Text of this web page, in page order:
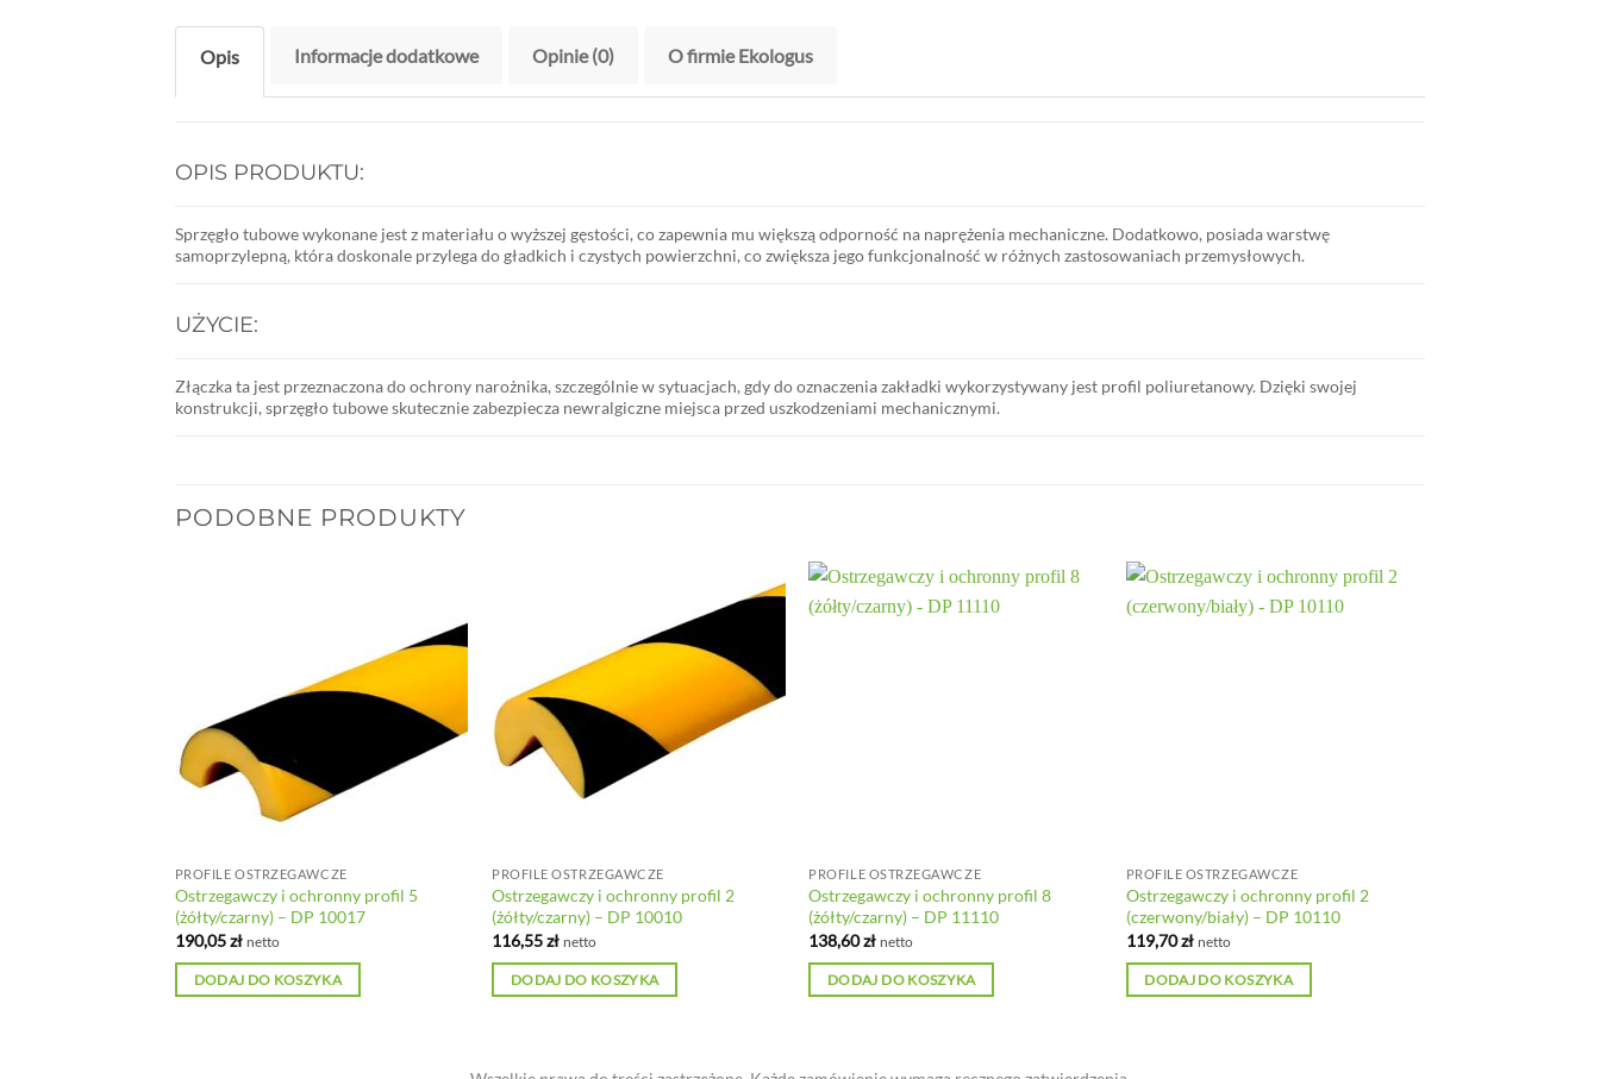
Opis Informacje dodatkowe Opinie (0) O firmie Ekologus
OPIS PRODUKTU:
Sprzęgło tubowe wykonane jest z materiału o wyższej gęstości, co zapewnia mu większą odporność na naprężenia mechaniczne. Dodatkowo, posiada warstwę
samoprzylepną, która doskonale przylega do gładkich i czystych powierzchni, co zwiększa jego funkcjonalność w różnych zastosowaniach przemysłowych.
UŻYCIE:
Złączka ta jest przeznaczona do ochrony narożnika, szczególnie w sytuacjach, gdy do oznaczenia zakładki wykorzystywany jest profil poliuretanowy. Dzięki swojej
konstrukcji, sprzęgło tubowe skutecznie zabezpiecza newralgiczne miejsca przed uszkodzeniami mechanicznymi.
PODOBNE PRODUKTY
PROFILE OSTRZEGAWCZE
Ostrzegawczy i ochronny profil 5
(żółty/czarny) – DP 10017
190,05zł netto
DODAJ DO KOSZYKA
PROFILE OSTRZEGAWCZE
Ostrzegawczy i ochronny profil 2
(żółty/czarny) – DP 10010
116,55zł netto
DODAJ DO KOSZYKA
PROFILE OSTRZEGAWCZE
Ostrzegawczy i ochronny profil 8
(żółty/czarny) – DP 11110
138,60zł netto
DODAJ DO KOSZYKA
PROFILE OSTRZEGAWCZE
Ostrzegawczy i ochronny profil 2
(czerwony/biały) – DP 10110
119,70zł netto
DODAJ DO KOSZYKA